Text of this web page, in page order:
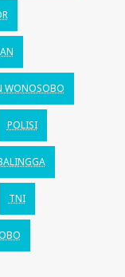
WONOSOBO
POLISI
TNI